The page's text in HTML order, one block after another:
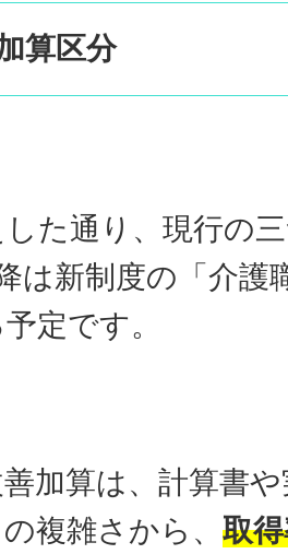
算区分
た通り、現行の
は新制度の「介護
定です。
加算は、計算書
複雑さから、取